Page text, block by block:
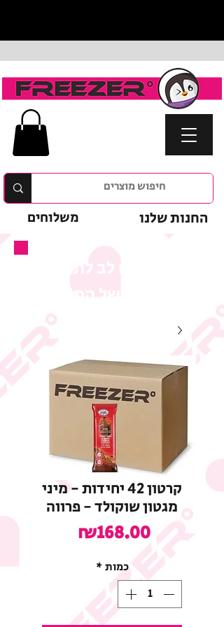
החנות שלנו משלוחים
המבצע של המוצר
קרטון 42 יחידות - מיני
מגטון שוקולד - פרווה
₪168.00
כמות *